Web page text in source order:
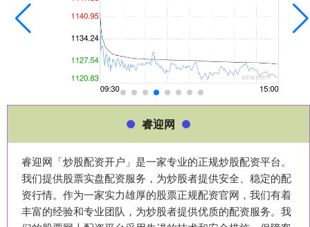
睿迎网
睿迎网「炒股配资开户」是一家专业的正规炒股配资平台。
我们提供股票实盘配资服务，为炒股者提供安全、稳定的配
资行情。作为一家实力雄厚的股票正规配资官网，我们有着
丰富的经验和专业团队，为炒股者提供优质的配资服务。我